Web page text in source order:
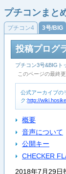
プチコンまと
プチコン4 3号/BIG
投稿プログ
プチコン3号&BIGト
このページの最終
公式アーカイブの
ク:http://
概要
音声について
公開キー
CHECKER
2018年7月29日